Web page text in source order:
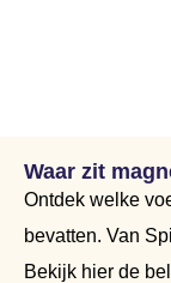
Waar zit
Ontdek welke
bevatten. Van
Bekijk hier de